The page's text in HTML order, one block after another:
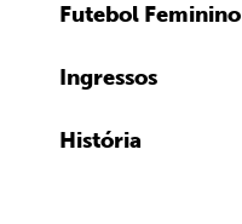
Futebol Feminino
Ingressos
História